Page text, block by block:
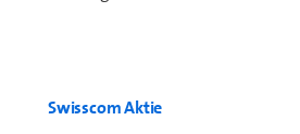
Swisscom Aktie